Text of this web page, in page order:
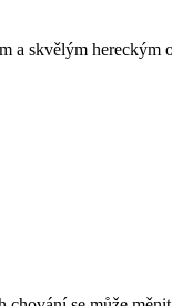
skvělým